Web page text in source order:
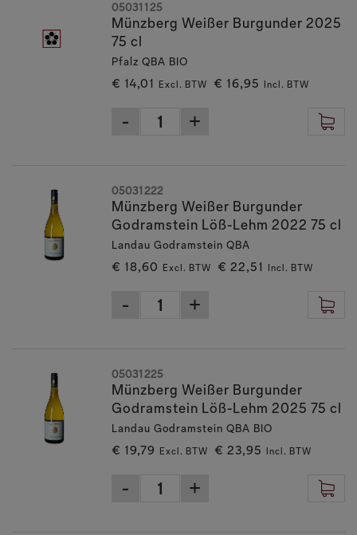
Münzberg Weißer Burgunder 2025
75 cl
Pfalz QBA BIO
€ 14,01 Excl. BTW € 16,95 Incl. BTW
05031125
Münzberg Weißer Burgunder
Godramstein Löß-Lehm 2022 75 cl
Landau Godramstein QBA
€ 18,60 Excl. BTW € 22,51 Incl. BTW
05031222
Münzberg Weißer Burgunder
Godramstein Löß-Lehm 2025 75 cl
Landau Godramstein QBA BIO
€ 19,79 Excl. BTW € 23,95 Incl. BTW
05031225